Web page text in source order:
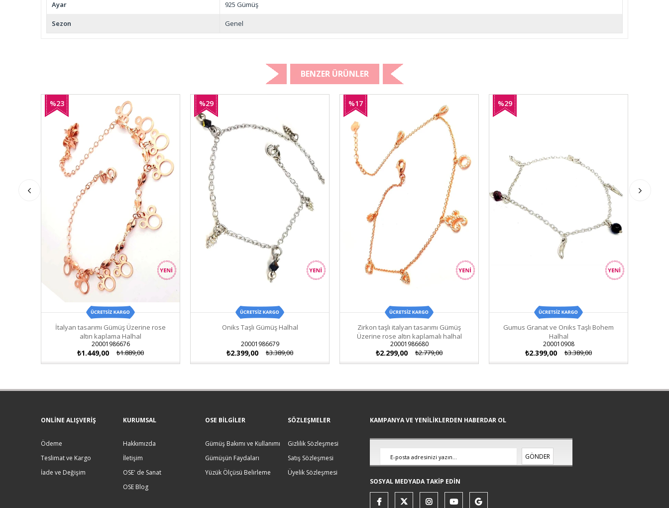
Ayar 925 Gümüş
Sezon Genel
BENZER ÜRÜNLER
İtalyan tasarımı Gümüş Üzerine rose
altın kaplama Halhal
20001986676
₺1.449,00 ₺1.889,00
%23
Oniks Taşlı Gümüş Halhal
20001986679
₺2.399,00 ₺3.389,00
%29
İndirim
Zirkon taşlı italyan tasarımı Gümüş
Üzerine rose altın kaplamalı halhal
20001986680
₺2.299,00 ₺2.779,00
%17
İndirim
Gumus Granat ve Oniks Taşlı Bohem
Halhal
200010908
₺2.399,00 ₺3.389,00
%29
ONLINE ALIŞVERIŞ
Ödeme
Teslimat ve Kargo
İade ve Değişim
KURUMSAL
Hakkımızda
İletişim
OSE' de Sanat
OSE Blog
OSE BILGILER
Gümüş Bakımı ve Kullanımı
Gümüşün Faydaları
Yüzük Ölçüsü Belirleme
SÖZLEŞMELER
Gizlilik Sözleşmesi
Satış Sözleşmesi
Üyelik Sözleşmesi
KAMPANYA VE YENİLİKLERDEN HABERDAR OL
GÖNDER
SOSYAL MEDYADA TAKİP EDİN